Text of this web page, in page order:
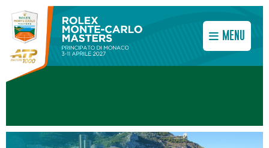
MENU